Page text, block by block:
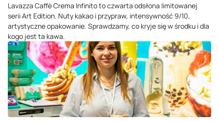
Lavazza Caffè Crema Infinito to czwarta odsłona limitowanej
serii Art Edition. Nuty kakao i przypraw, intensywność 9/10,
artystyczne opakowanie. Sprawdzamy, co kryje się w środku i dla
kogo jest ta kawa.